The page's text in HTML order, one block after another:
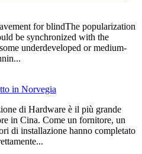
for blindThe popularization
be synchronized with the
underdeveloped or medium-
in Norvegia
di Hardware è il più grande
in Cina. Come un fornitore, un
di installazione hanno completato